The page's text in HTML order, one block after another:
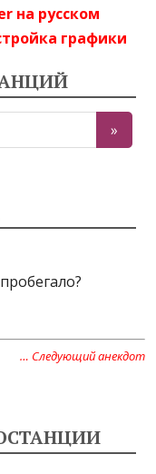
на русском
графики
… Следующий анекдот